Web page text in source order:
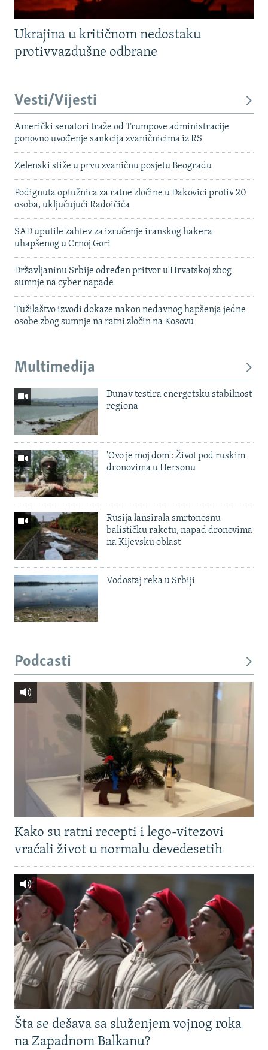
Ukrajina u kritičnom nedostaku
protivvazdušne odbrane
Vesti/Vijesti
Američki senatori traže od Trumpove administracije
ponovno uvođenje sankcija zvaničnicima iz RS
Zelenski stiže u prvu zvaničnu posjetu Beogradu
Podignuta optužnica za ratne zločine u Đakovici protiv 20
osoba, uključujući Radoičića
SAD uputile zahtev za izručenje iranskog hakera
uhapšenog u Crnoj Gori
Državljaninu Srbije određen pritvor u Hrvatskoj zbog
sumnje na cyber napade
Tužilaštvo izvodi dokaze nakon nedavnog hapšenja jedne
osobe zbog sumnje na ratni zločin na Kosovu
Multimedija
Dunav testira energetsku stabilnost
regiona
'Ovo je moj dom': Život pod ruskim
dronovima u Hersonu
Rusija lansirala smrtonosnu
balističku raketu, napad dronovima
na Kijevsku oblast
Vodostaj reka u Srbiji
Podcasti
Kako su ratni recepti i lego-vitezovi
vraćali život u normalu devedesetih
Šta se dešava sa služenjem vojnog roka
na Zapadnom Balkanu?